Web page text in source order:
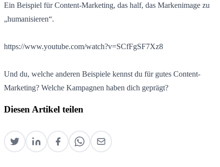
Ein Beispiel für Content-Marketing, das half, das Markenimage zu
„humanisieren“.
https://www.youtube.com/watch?v=SCfFgSF7Xz8
Und du, welche anderen Beispiele kennst du für gutes Content-
Marketing? Welche Kampagnen haben dich geprägt?
Diesen Artikel teilen